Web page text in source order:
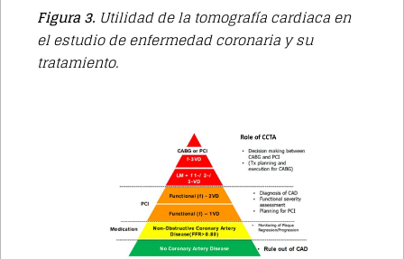
Figura 3. Utilidad de la tomografía cardiaca en
el estudio de enfermedad coronaria y su
tratamiento.